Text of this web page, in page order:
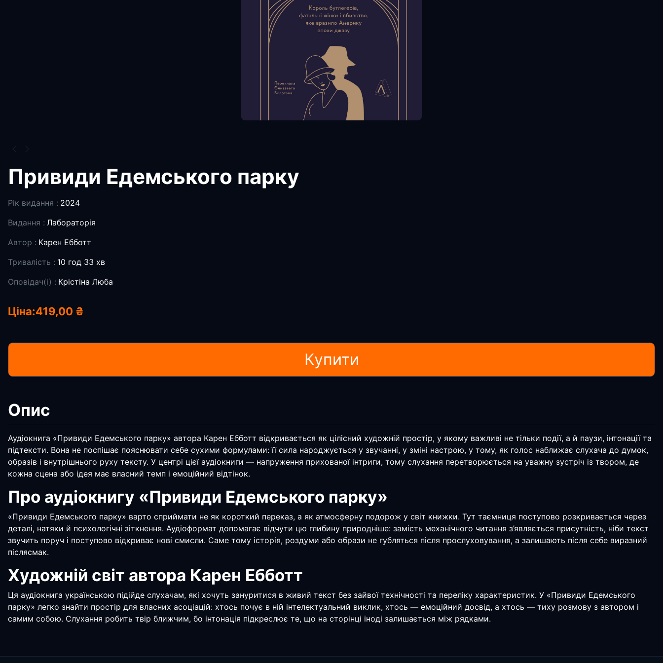
Привиди Едемського парку
Рік видання : 2024
Видання : Лабораторія
Автор : Карен Ебботт
Тривалість : 10 год 33 хв
Оповідач(і) : Крістіна Люба
Ціна:419,00 ₴
Купити
Опис
Аудіокнига «Привиди Едемського парку» автора Карен Ебботт відкривається як цілісний художній простір, у якому важливі не тільки події, а й паузи, інтонації та
підтексти. Вона не поспішає пояснювати себе сухими формулами: її сила народжується у звучанні, у зміні настрою, у тому, як голос наближає слухача до думок,
образів і внутрішнього руху тексту. У центрі цієї аудіокниги — напруження прихованої інтриги, тому слухання перетворюється на уважну зустріч із твором, де
кожна сцена або ідея має власний темп і емоційний відтінок.
Про аудіокнигу «Привиди Едемського парку»
«Привиди Едемського парку» варто сприймати не як короткий переказ, а як атмосферну подорож у світ книжки. Тут таємниця поступово розкривається через
деталі, натяки й психологічні зіткнення. Аудіоформат допомагає відчути цю глибину природніше: замість механічного читання з’являється присутність, ніби текст
звучить поруч і поступово відкриває нові смисли. Саме тому історія, роздуми або образи не губляться після прослуховування, а залишають після себе виразний
післясмак.
Художній світ автора Карен Ебботт
Ця аудіокнига українською підійде слухачам, які хочуть зануритися в живий текст без зайвої технічності та переліку характеристик. У «Привиди Едемського
парку» легко знайти простір для власних асоціацій: хтось почує в ній інтелектуальний виклик, хтось — емоційний досвід, а хтось — тиху розмову з автором і
самим собою. Слухання робить твір ближчим, бо інтонація підкреслює те, що на сторінці іноді залишається між рядками.